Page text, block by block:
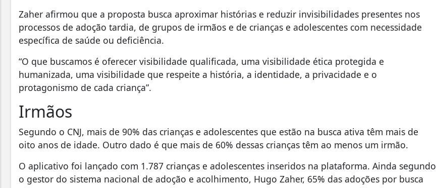
Zaher afirmou que a proposta busca aproximar histórias e reduzir invisibilidades presentes nos
processos de adoção tardia, de grupos de irmãos e de crianças e adolescentes com necessidade
específica de saúde ou deficiência.
“O que buscamos é oferecer visibilidade qualificada, uma visibilidade ética protegida e
humanizada, uma visibilidade que respeite a história, a identidade, a privacidade e o
protagonismo de cada criança”.
Irmãos
Segundo o CNJ, mais de 90% das crianças e adolescentes que estão na busca ativa têm mais de
oito anos de idade. Outro dado é que mais de 60% dessas crianças têm ao menos um irmão.
O aplicativo foi lançado com 1.787 crianças e adolescentes inseridos na plataforma. Ainda segundo
o gestor do sistema nacional de adoção e acolhimento, Hugo Zaher, 65% das adoções por busca